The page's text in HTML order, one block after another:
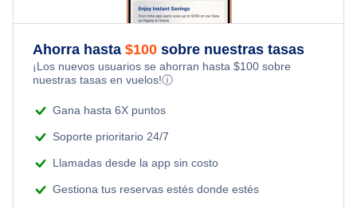
Flights Under $49
Flights Under $99
Flights Under $199
Flights from Nueva York to Milán
Flights from Toronto to Shanghai
Flights from Nueva York to Tel Aviv
Romantic Vacations
Adventure Vacations
Beach Vacations
Ahorra hasta $100 sobre nuestras tasas
¡Los nuevos usuarios se ahorran hasta $100 sobre
nuestras tasas en vuelos!ⓘ
Gana hasta 6X puntos
Soporte prioritario 24/7
Llamadas desde la app sin costo
Gestiona tus reservas estés donde estés